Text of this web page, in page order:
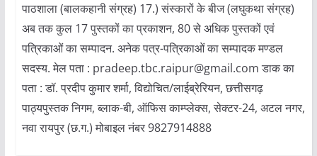
पाठशाला (बालकहानी संग्रह) 17.) संस्कारों के बीज (लघुकथा संग्रह)
अब तक कुल 17 पुस्तकों का प्रकाशन, 80 से अधिक पुस्तकों एवं
पत्रिकाओं का सम्पादन. अनेक पत्र-पत्रिकाओं का सम्पादक मण्डल
सदस्य. मेल पता : pradeep.tbc.raipur@gmail.com डाक का
पता : डॉ. प्रदीप कुमार शर्मा, विद्योचित/लाईब्रेरियन, छत्तीसगढ़
पाठ्यपुस्तक निगम, ब्लाक-बी, ऑफिस काम्प्लेक्स, सेक्टर-24, अटल नगर,
नवा रायपुर (छ.ग.) मोबाइल नंबर 9827914888